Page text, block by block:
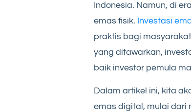
Indonesia. Namun, di
emas fisik. Investasi
praktis bagi
yang ditawarkan,
baik investor pemula
Dalam artikel ini, kita
emas digital, mulai dari